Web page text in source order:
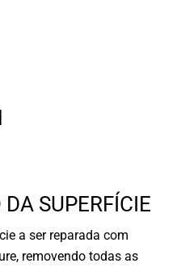
SUPERFÍCIE
a ser reparada com
removendo todas as